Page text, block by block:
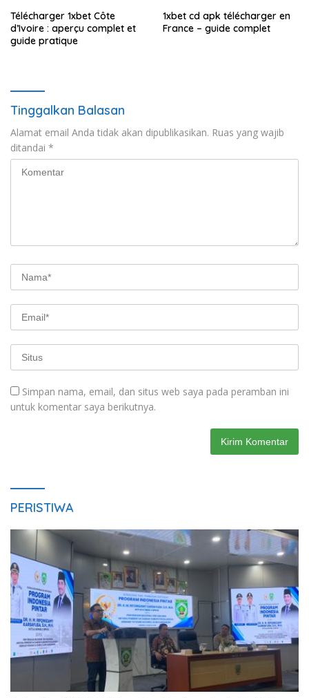
Télécharger 1xbet Côte
d’Ivoire : aperçu complet et
guide pratique
1xbet cd apk télécharger en
France – guide complet
Tinggalkan Balasan
Alamat email Anda tidak akan dipublikasikan. Ruas yang wajib
ditandai *
Simpan nama, email, dan situs web saya pada peramban ini
untuk komentar saya berikutnya.
PERISTIWA